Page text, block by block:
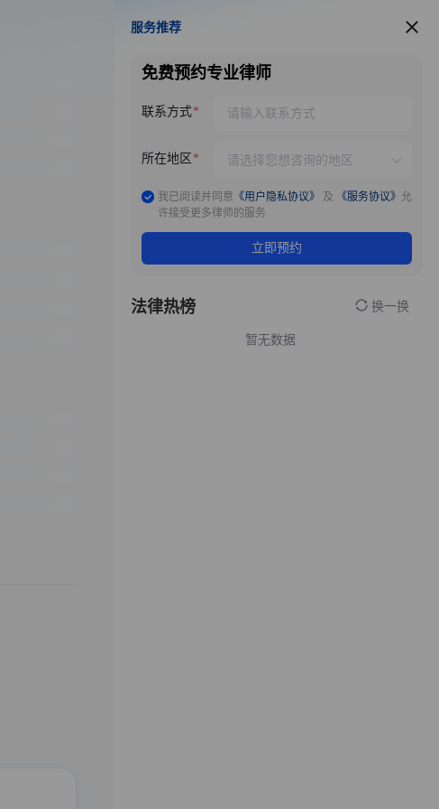
服务推荐
服务推荐
免费预约专业律师
联系方式
所在地区
我已阅读并同意 《用户隐私协议》 及 《服务协议》 允
许接受更多律师的服务
立即预约
法律热榜 换一换
暂无数据